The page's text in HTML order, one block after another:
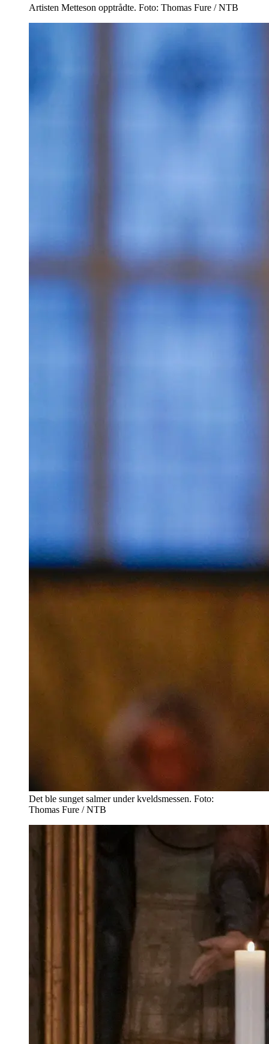
Artisten Metteson opptrådte. Foto: Thomas Fure / NTB
Det ble sunget salmer under kveldsmessen. Foto:
Thomas Fure / NTB